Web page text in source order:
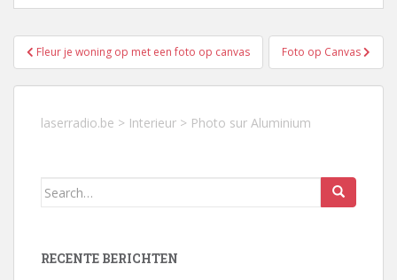
Berichtnavigatie
Fleur je woning op met een foto op canvas Foto op Canvas
laserradio.be > Interieur > Photo sur Aluminium
Search
RECENTE BERICHTEN